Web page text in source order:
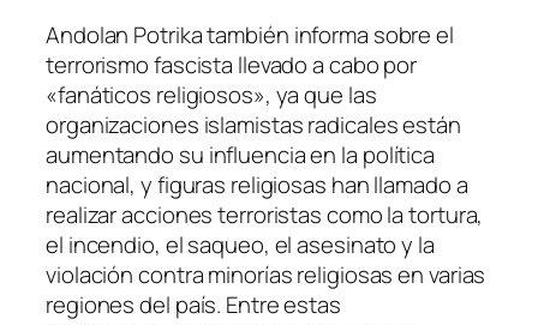
Andolan Potrikatambién informa sobre el
terrorismo fascista llevado a cabo por
«fanáticos religiosos», ya que las
organizaciones islamistas radicales están
aumentando su influencia en la política
nacional, y figuras religiosas han llamado a
realizar acciones terroristas como la tortura,
el incendio, el saqueo, el asesinato y la
violación contra minorías religiosas en varias
regiones del país. Entre estas